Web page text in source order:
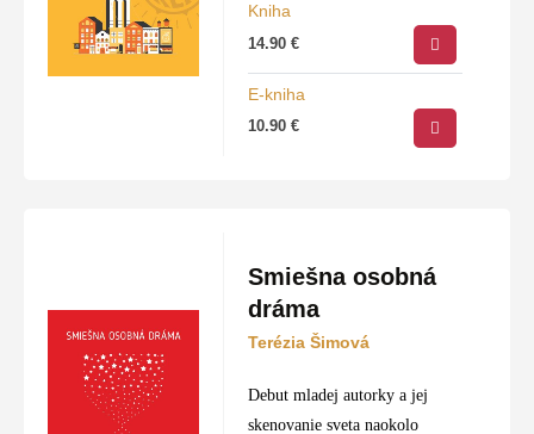
Yorku. V Brooklyne v štvrti
Bushwick si s priateľkou nájdu
prenájom neďaleko kaviarničky
s názvom Malé jablko, útulné
Kniha
14.90€
E-kniha
10.90€
Smiešna osobná
dráma
Terézia Šimová
Debut mladej autorky a jej
skenovanie sveta naokolo